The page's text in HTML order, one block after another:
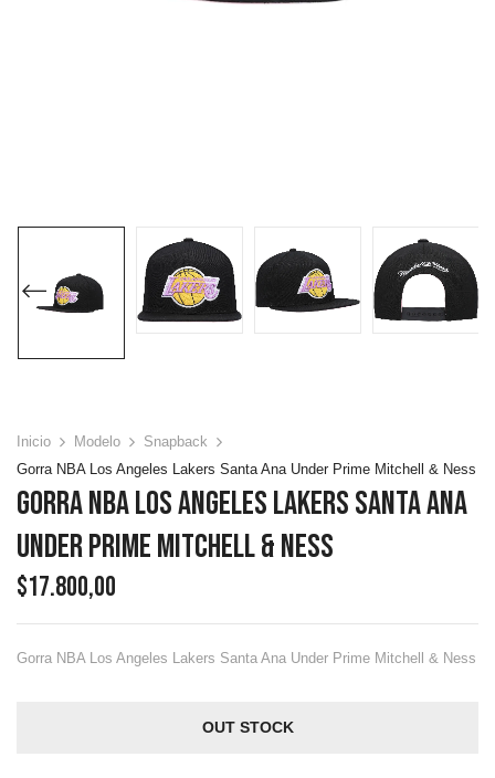
Inicio Modelo
Snapback
Gorra NBA Los Angeles Lakers Santa Ana Under Prime Mitchell & Ness
Gorra NBA Los Angeles Lakers Santa Ana
Under Prime Mitchell & Ness
$17.800,00
Gorra NBA Los Angeles Lakers Santa Ana Under Prime Mitchell & Ness
OUT STOCK